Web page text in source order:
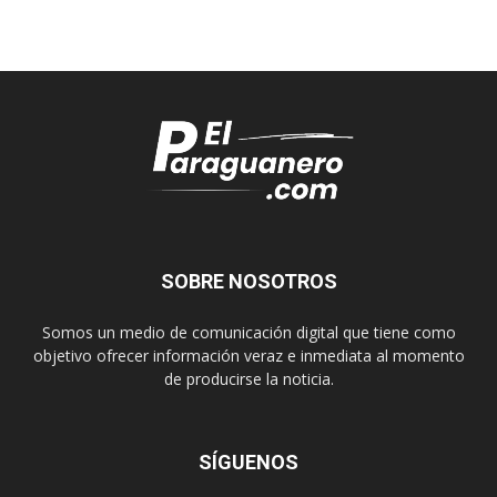
SOBRE NOSOTROS
Somos un medio de comunicación digital que tiene como
objetivo ofrecer información veraz e inmediata al momento
de producirse la noticia.
SÍGUENOS